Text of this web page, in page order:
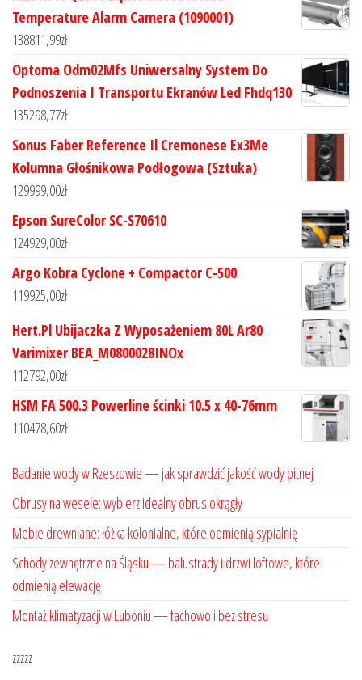
Temperature Alarm Camera (1090001)
138811,99zł
Optoma Odm02Mfs Uniwersalny System Do
Podnoszenia I Transportu Ekranów Led Fhdq130
135298,77zł
Sonus Faber Reference Il Cremonese Ex3Me
Kolumna Głośnikowa Podłogowa (Sztuka)
129999,00zł
Epson SureColor SC-S70610
124929,00zł
Argo Kobra Cyclone + Compactor C-500
119925,00zł
Hert.Pl Ubijaczka Z Wyposażeniem 80L Ar80
Varimixer BEA_M0800028INOx
112792,00zł
HSM FA 500.3 Powerline ścinki 10.5 x 40-76mm
110478,60zł
Badanie wody w Rzeszowie — jak sprawdzić jakość wody pitnej
Obrusy na wesele: wybierz idealny obrus okrągły
Meble drewniane: łóżka kolonialne, które odmienią sypialnię
Schody zewnętrzne na Śląsku — balustrady i drzwi loftowe, które
odmienią elewację
Montaż klimatyzacji w Luboniu — fachowo i bez stresu
zzzzz